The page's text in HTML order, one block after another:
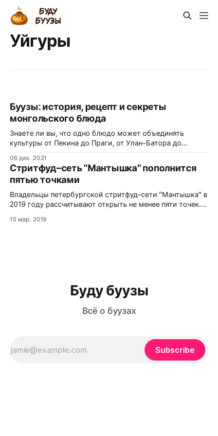
Уйгуры
Буузы: история, рецепт и секреты
монгольского блюда
Знаете ли вы, что одно блюдо может объединять
культуры от Пекина до Праги, от Улан-Батора до
а живой свидетель Великого шёлкового пути и кочевой
цивилизации. В этой статье вы узнаете: как древние
легенды переплетаются с археологическими
находками; чем буузы отличаются от мантов,
06 дек. 2021
Стритфуд–сеть "Мантышка" пополнится
пятью точками
Владельцы петербургской стритфуд–сети "Мантышка" в
2019 году рассчитывают открыть не менее пяти точек.
работавший в нескольких ресторанных проектах ("На
15 мар. 2019
Буду буузы
Всё о буузах
Subscribe